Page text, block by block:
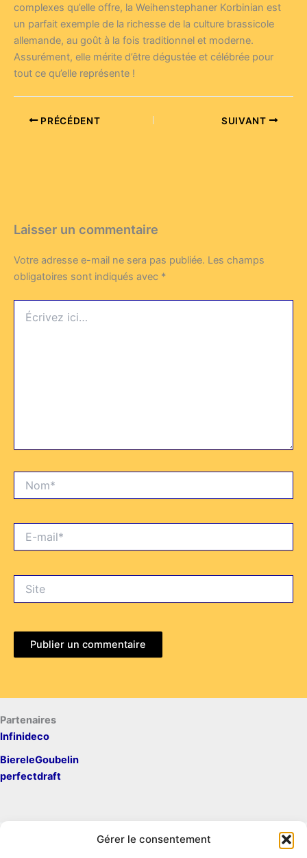
Gérer le consentement
complexes qu’elle offre, la Weihenstephaner Korbinian est
un parfait exemple de la richesse de la culture brassicole
allemande, au goût à la fois traditionnel et moderne.
Assurément, elle mérite d’être dégustée et célébrée pour
tout ce qu’elle représente !
PRÉCÉDENT SUIVANT
Laisser un commentaire
Votre adresse e-mail ne sera pas publiée. Les champs
obligatoires sont indiqués avec *
ici…
mail*
Partenaires
Infinideco
BiereleGoubelin
perfectdraft